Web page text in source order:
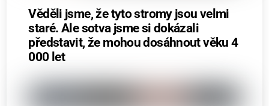
Věděli jsme, že tyto stromy jsou velmi
staré. Ale sotva jsme si dokázali
představit, že mohou dosáhnout věku 4
000 let